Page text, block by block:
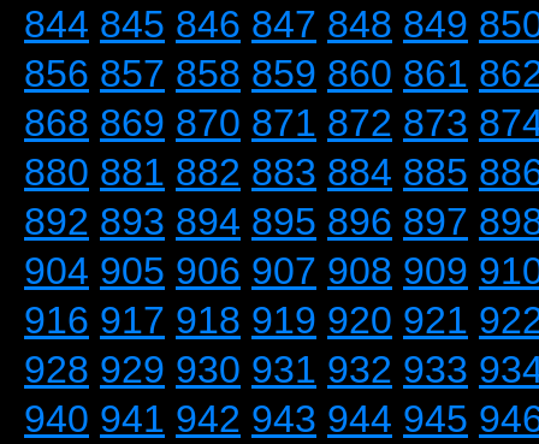
844 845 846 847 848 849
856 857 858 859 860 861
868 869 870 871 872 873
880 881 882 883 884 885
892 893 894 895 896 897
904 905 906 907 908 909
916 917 918 919 920 921
928 929 930 931 932 933
940 941 942 943 944 945